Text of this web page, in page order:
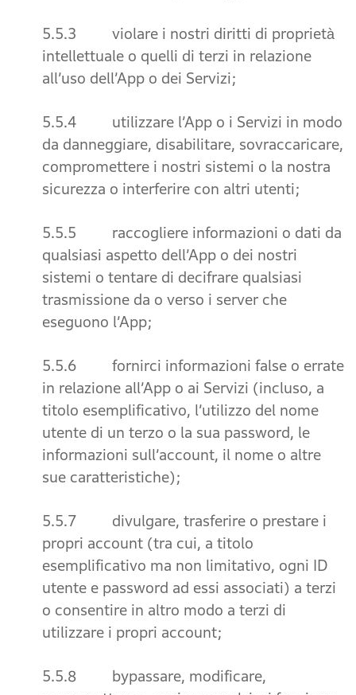
5.5.3 violare i nostri diritti di proprietà
intellettuale o quelli di terzi in relazione
all’uso dell’App o dei Servizi;
5.5.4 utilizzare l’App o i Servizi in modo
da danneggiare, disabilitare, sovraccaricare,
compromettere i nostri sistemi o la nostra
sicurezza o interferire con altri utenti;
5.5.5 raccogliere informazioni o dati da
qualsiasi aspetto dell’App o dei nostri
sistemi o tentare di decifrare qualsiasi
trasmissione da o verso i server che
eseguono l’App;
5.5.6 fornirci informazioni false o errate
in relazione all’App o ai Servizi (incluso, a
titolo esemplificativo, l’utilizzo del nome
utente di un terzo o la sua password, le
informazioni sull’account, il nome o altre
sue caratteristiche);
5.5.7 divulgare, trasferire o prestare i
propri account (tra cui, a titolo
esemplificativo ma non limitativo, ogni ID
utente e password ad essi associati) a terzi
o consentire in altro modo a terzi di
utilizzare i propri account;
5.5.8 bypassare, modificare,